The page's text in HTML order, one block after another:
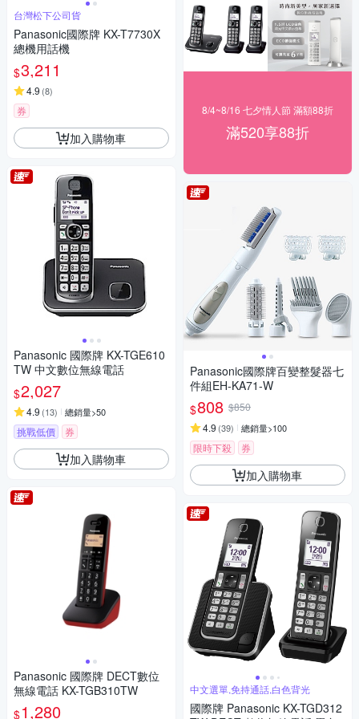
台灣松下公司貨
Panasonic國際牌 KX-T7730X
總機用話機
$3,211
4.9 (8)
券
加入購物車
Panasonic 國際牌 KX-TGE610
TW 中文數位無線電話
$2,027
4.9 (13) 總銷量>50
挑戰低價 券
加入購物車
Panasonic 國際牌 DECT數位
無線電話 KX-TGB310TW
$1,280
8/4~8/16 七夕情人節 滿額88折
滿520享88折
Panasonic國際牌百變整髮器七
件組EH-KA71-W
$808 $850
4.9 (39) 總銷量>100
限時下殺 券
加入購物車
中文選單,免持通話,白色背光
國際牌 Panasonic KX-TGD312